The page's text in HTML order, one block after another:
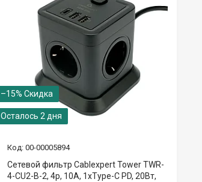
–15%
Осталось 2 дня
00-00005894
Сетевой фильтр Cablexpert Tower TWR-
4-CU2-B-2, 4р, 10А, 1xType-C PD, 20Вт,